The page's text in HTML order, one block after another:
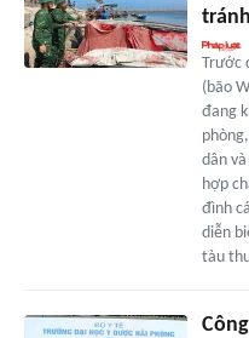
Trước
(bão
đang
dân
hợp
đình
diễn
tàu